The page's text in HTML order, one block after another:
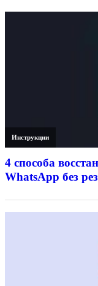
Инструкции
4 способа
WhatsApp без